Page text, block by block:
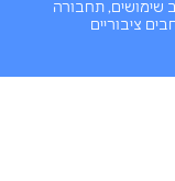
שימושים, תחבורה
ציבוריים